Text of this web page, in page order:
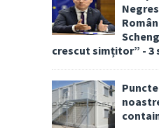
crescut simțitor” - 3